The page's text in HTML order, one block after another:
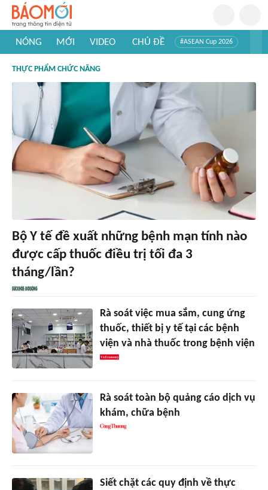
NÓNG MỚI VIDEO CHỦ ĐỀ #ASEAN Cup 2026
#Khám phá thế giới
THỰC PHẨM CHỨC NĂNG
Bộ Y tế đề xuất những bệnh mạn tính nào
được cấp thuốc điều trị tối đa 3
tháng/lần?
Rà soát việc mua sắm, cung ứng
thuốc, thiết bị y tế tại các bệnh
viện và nhà thuốc trong bệnh viện
Rà soát toàn bộ quảng cáo dịch vụ
khám, chữa bệnh
Siết chặt các quy định về thực